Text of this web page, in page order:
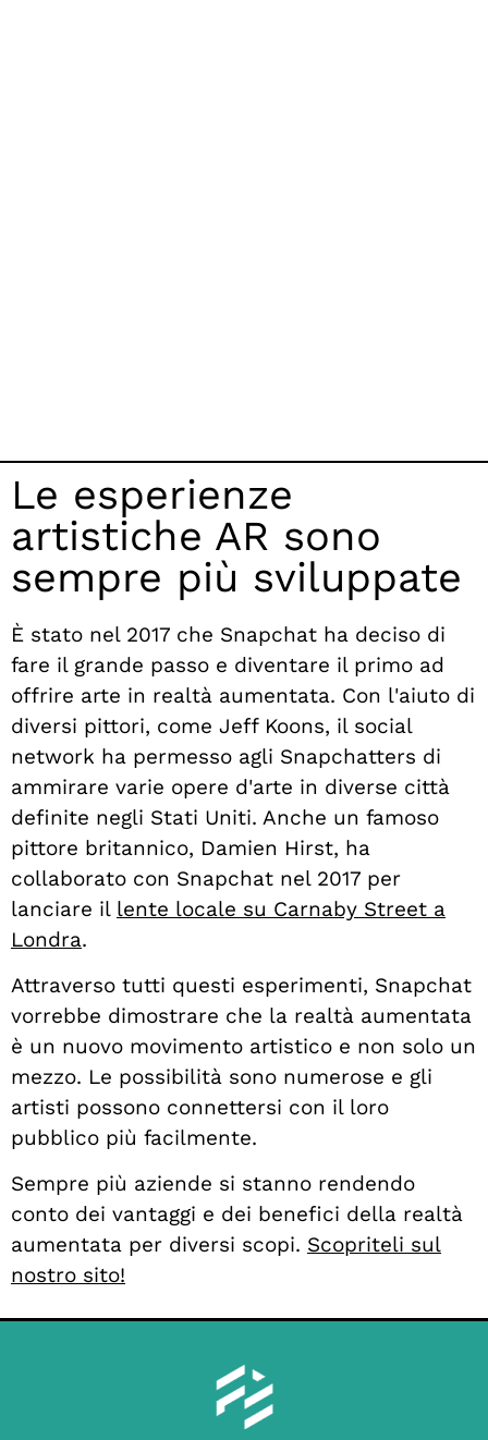
Le esperienze
artistiche AR sono
sempre più sviluppate
È stato nel 2017 che Snapchat ha deciso di
fare il grande passo e diventare il primo ad
offrire arte in realtà aumentata. Con l'aiuto di
diversi pittori, come Jeff Koons, il social
network ha permesso agli Snapchatters di
ammirare varie opere d'arte in diverse città
definite negli Stati Uniti. Anche un famoso
pittore britannico, Damien Hirst, ha
collaborato con Snapchat nel 2017 per
lanciare il lente locale su Carnaby Street a
Londra.
Attraverso tutti questi esperimenti, Snapchat
vorrebbe dimostrare che la realtà aumentata
è un nuovo movimento artistico e non solo un
mezzo. Le possibilità sono numerose e gli
artisti possono connettersi con il loro
pubblico più facilmente.
Sempre più aziende si stanno rendendo
conto dei vantaggi e dei benefici della realtà
aumentata per diversi scopi. Scopriteli sul
nostro sito!